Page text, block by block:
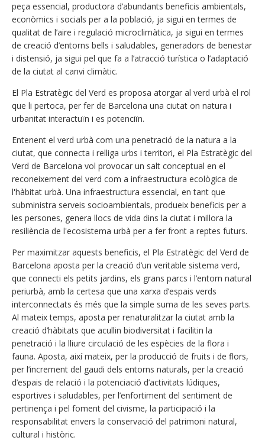
peça essencial, productora d’abundants beneficis ambientals,
econòmics i socials per a la població, ja sigui en termes de
qualitat de l’aire i regulació microclimàtica, ja sigui en termes
de creació d’entorns bells i saludables, generadors de benestar
i distensió, ja sigui pel que fa a l’atracció turística o l’adaptació
de la ciutat al canvi climàtic.
El Pla Estratègic del Verd es proposa atorgar al verd urbà el rol
que li pertoca, per fer de Barcelona una ciutat on natura i
urbanitat interactuïn i es potenciïn.
Entenent el verd urbà com una penetració de la natura a la
ciutat, que connecta i relliga urbs i territori, el Pla Estratègic del
Verd de Barcelona vol provocar un salt conceptual en el
reconeixement del verd com a infraestructura ecològica de
l'hàbitat urbà. Una infraestructura essencial, en tant que
subministra serveis socioambientals, produeix beneficis per a
les persones, genera llocs de vida dins la ciutat i millora la
resiliència de l'ecosistema urbà per a fer front a reptes futurs.
Per maximitzar aquests beneficis, el Pla Estratègic del Verd de
Barcelona aposta per la creació d’un veritable sistema verd,
que connecti els petits jardins, els grans parcs i l’entorn natural
periurbà, amb la certesa que una xarxa d’espais verds
interconnectats és més que la simple suma de les seves parts.
Al mateix temps, aposta per renaturalitzar la ciutat amb la
creació d’hàbitats que acullin biodiversitat i facilitin la
penetració i la lliure circulació de les espècies de la flora i
fauna. Aposta, així mateix, per la producció de fruits i de flors,
per l’increment del gaudi dels entorns naturals, per la creació
d’espais de relació i la potenciació d’activitats lúdiques,
esportives i saludables, per l’enfortiment del sentiment de
pertinença i pel foment del civisme, la participació i la
responsabilitat envers la conservació del patrimoni natural,
cultural i històric.